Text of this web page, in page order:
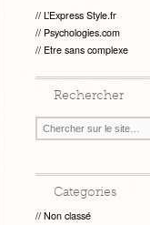
L’Express Style.fr
Psychologies.com
Etre sans complexe
Rechercher
Categories
Non classé